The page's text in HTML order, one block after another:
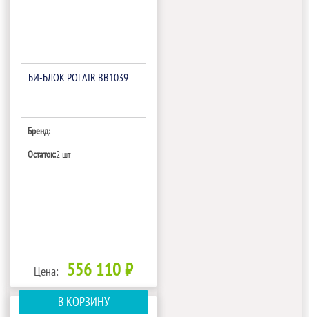
БИ‑БЛОК POLAIR BB1039
Бренд:
Остаток:2 шт
Цена: 556 110 ₽
В КОРЗИНУ